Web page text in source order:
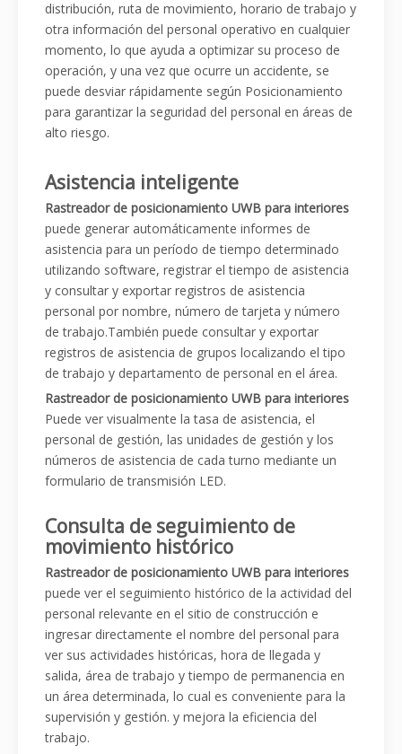
distribución, ruta de movimiento, horario de trabajo y
otra información del personal operativo en cualquier
momento, lo que ayuda a optimizar su proceso de
operación, y una vez que ocurre un accidente, se
puede desviar rápidamente según Posicionamiento
para garantizar la seguridad del personal en áreas de
alto riesgo.
Asistencia inteligente
Rastreador de posicionamiento UWB para interiores
puede generar automáticamente informes de
asistencia para un período de tiempo determinado
utilizando software, registrar el tiempo de asistencia
y consultar y exportar registros de asistencia
personal por nombre, número de tarjeta y número
de trabajo.También puede consultar y exportar
registros de asistencia de grupos localizando el tipo
de trabajo y departamento de personal en el área.
Rastreador de posicionamiento UWB para interiores
Puede ver visualmente la tasa de asistencia, el
personal de gestión, las unidades de gestión y los
números de asistencia de cada turno mediante un
formulario de transmisión LED.
Consulta de seguimiento de
movimiento histórico
Rastreador de posicionamiento UWB para interiores
puede ver el seguimiento histórico de la actividad del
personal relevante en el sitio de construcción e
ingresar directamente el nombre del personal para
ver sus actividades históricas, hora de llegada y
salida, área de trabajo y tiempo de permanencia en
un área determinada, lo cual es conveniente para la
supervisión y gestión. y mejora la eficiencia del
trabajo.